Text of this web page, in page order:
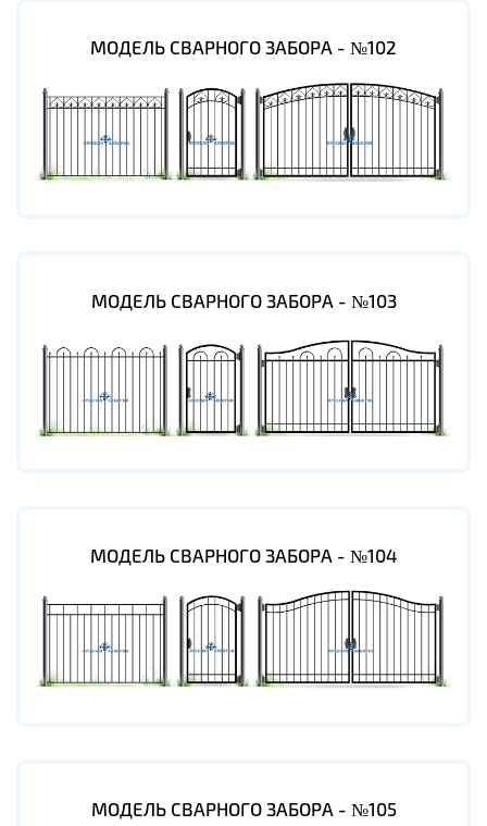
МОДЕЛЬ СВАРНОГО ЗАБОРА - №102
МОДЕЛЬ СВАРНОГО ЗАБОРА - №103
МОДЕЛЬ СВАРНОГО ЗАБОРА - №104
МОДЕЛЬ СВАРНОГО ЗАБОРА - №105